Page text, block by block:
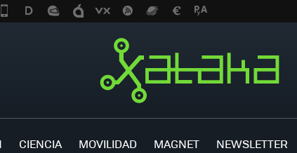
CIENCIA MOVILIDAD MAGNET NEWSLETTER